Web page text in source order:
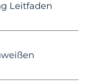
Leitfaden